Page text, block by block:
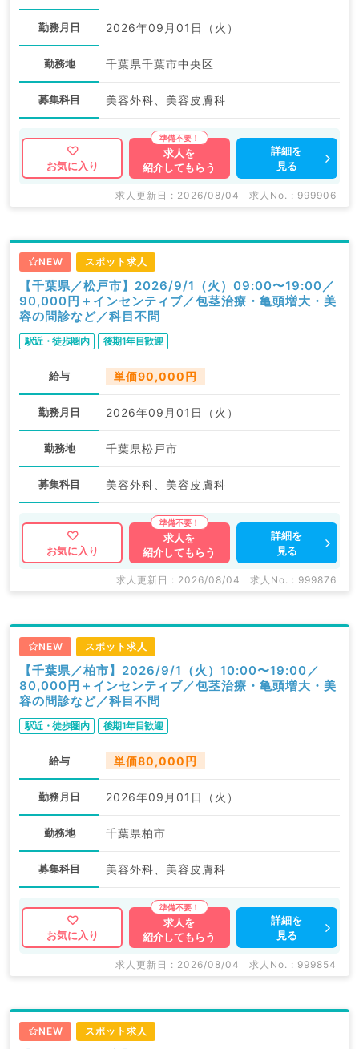
勤務月日 2026年09月01日（火）
勤務地 千葉県千葉市中央区
募集科目 美容外科、美容皮膚科
お気に入り
求人を
紹介してもらう
詳細を
見る
求人更新日 : 2026/08/04 求人No. : 999906
NEW スポット求人
【千葉県／松戸市】2026/9/1（火）09:00〜19:00／
90,000円＋インセンティブ／包茎治療・亀頭増大・美
容の問診など／科目不問
駅近・徒歩圏内 後期1年目歓迎
給与 単価90,000円
勤務月日 2026年09月01日（火）
勤務地 千葉県松戸市
募集科目 美容外科、美容皮膚科
お気に入り
求人を
紹介してもらう
詳細を
見る
求人更新日 : 2026/08/04 求人No. : 999876
NEW スポット求人
【千葉県／柏市】2026/9/1（火）10:00〜19:00／
80,000円＋インセンティブ／包茎治療・亀頭増大・美
容の問診など／科目不問
駅近・徒歩圏内 後期1年目歓迎
給与 単価80,000円
勤務月日 2026年09月01日（火）
勤務地 千葉県柏市
募集科目 美容外科、美容皮膚科
お気に入り
求人を
紹介してもらう
詳細を
見る
求人更新日 : 2026/08/04 求人No. : 999854
NEW スポット求人